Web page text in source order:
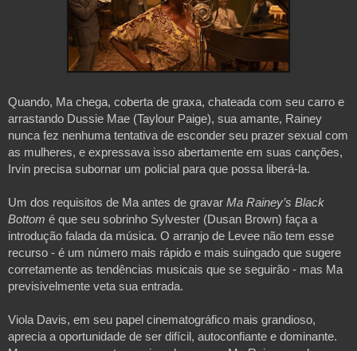
Quando, Ma chega, coberta de graxa, chateada com seu carro e
arrastando Dussie Mae (Taylour Paige), sua amante, Rainey
nunca fez nenhuma tentativa de esconder seu prazer sexual com
as mulheres, e expressava isso abertamente em suas canções,
Irvin precisa subornar um policial para que possa liberá-la.
Um dos requisitos de Ma antes de gravar Ma Rainey’s Black
Bottom é que seu sobrinho Sylvester (Dusan Brown) faça a
introdução falada da música. O arranjo de Levee não tem esse
recurso - é um número mais rápido e mais suingado que sugere
corretamente as tendências musicais que se seguirão - mas Ma
previsivelmente veta sua entrada.
Viola Davis, em seu papel cinematográfico mais grandioso,
aprecia a oportunidade de ser difícil, autoconfiante e dominante.